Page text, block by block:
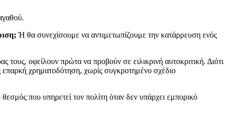
Ή θα συνεχίσουμε να αντιμετωπίζουμε την κατάρρευση ενός
τους, οφείλουν πρώτα να προβούν σε ειλικρινή αυτοκριτική. Διότι
χρηματοδότηση, χωρίς συγκροτημένο σχέδιο
που υπηρετεί τον πολίτη όταν δεν υπάρχει εμπορικό